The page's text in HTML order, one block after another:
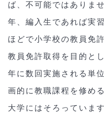
ば、不可能ではありま
年、編入生であれば実
ほどで小学校の教員免
教員免許取得を目的と
年に数回実施される単
画的に教職課程を修め
大学にはそろっていま